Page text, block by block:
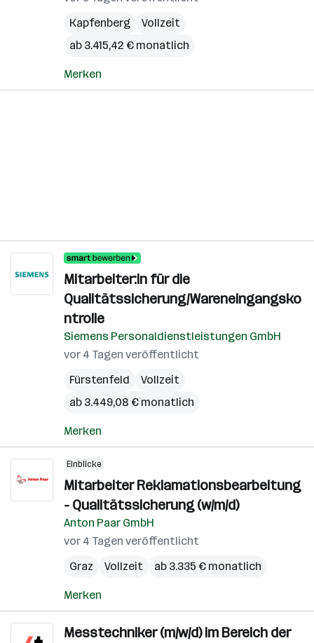
Kapfenberg
Vollzeit
ab 3.415,42 € monatlich
Merken
Mitarbeiter:in für die
Qualitätssicherung/Wareneingangsko
ntrolle
Siemens Personaldienstleistungen GmbH
vor 4 Tagen veröffentlicht
Fürstenfeld
Vollzeit
ab 3.449,08 € monatlich
Merken
Einblicke
Mitarbeiter Reklamationsbearbeitung
- Qualitätssicherung (w/m/d)
Anton Paar GmbH
vor 4 Tagen veröffentlicht
Graz
Vollzeit ab 3.335 € monatlich
Merken
Messtechniker (m/w/d) im Bereich der